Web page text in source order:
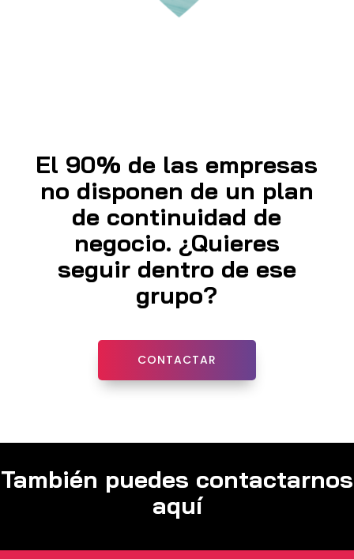
El 90% de las empresas
no disponen de un plan
de continuidad de
negocio. ¿Quieres
seguir dentro de ese
grupo?
CONTACTAR
También puedes contactarnos
aquí